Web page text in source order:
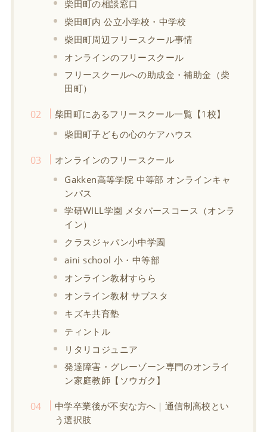
柴田町の相談窓口
柴田町内 公立小学校・中学校
柴田町周辺フリースクール事情
オンラインのフリースクール
フリースクールへの助成金・補助金（柴
田町）
柴田町にあるフリースクール一覧【1校】
柴田町子どもの心のケアハウス
オンラインのフリースクール
Gakken高等学院 中等部 オンラインキャ
ンパス
学研WILL学園 メタバースコース（オンラ
イン）
クラスジャパン小中学園
aini school 小・中等部
オンライン教材すらら
オンライン教材 サブスタ
キズキ共育塾
ティントル
リタリコジュニア
発達障害・グレーゾーン専門のオンライ
ン家庭教師【ソウガク】
中学卒業後が不安な方へ｜通信制高校とい
う選択肢